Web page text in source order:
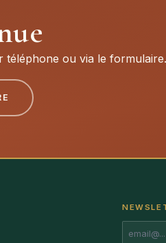
téléphone ou via le formulaire.